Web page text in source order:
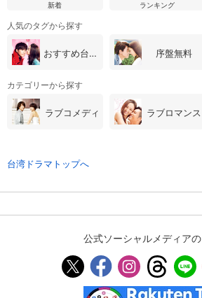
新着 ランキング
人気のタグから探す
おすすめ台湾・中国ドラマ 序盤無料
カテゴリーから探す
ラブコメディ ラブロマンス
台湾ドラマトップへ
公式ソーシャルメディア